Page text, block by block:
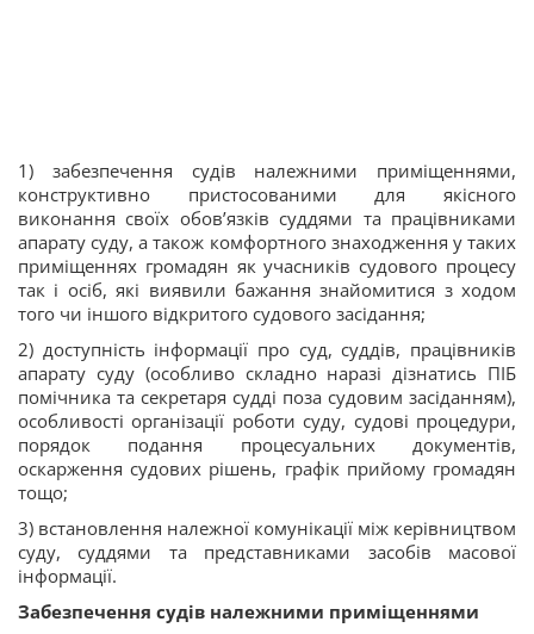
1) забезпечення судів належними приміщеннями,
конструктивно пристосованими для якісного
виконання своїх обов’язків суддями та працівниками
апарату суду, а також комфортного знаходження у таких
приміщеннях громадян як учасників судового процесу
так і осіб, які виявили бажання знайомитися з ходом
того чи іншого відкритого судового засідання;
2) доступність інформації про суд, суддів, працівників
апарату суду (особливо складно наразі дізнатись ПІБ
помічника та секретаря судді поза судовим засіданням),
особливості організації роботи суду, судові процедури,
порядок подання процесуальних документів,
оскарження судових рішень, графік прийому громадян
тощо;
3) встановлення належної комунікації між керівництвом
суду, суддями та представниками засобів масової
інформації.
Забезпечення судів належними приміщеннями